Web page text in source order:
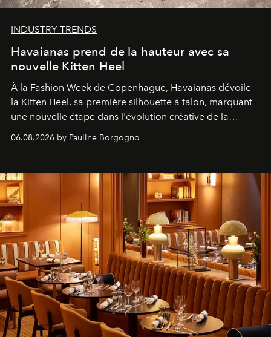
INDUSTRY TRENDS
Havaianas prend de la hauteur avec sa
nouvelle Kitten Heel
À la Fashion Week de Copenhague, Havaianas dévoile
la Kitten Heel, sa première silhouette à talon, marquant
une nouvelle étape dans l'évolution créative de la
06.08.2026 by Pauline Borgogno